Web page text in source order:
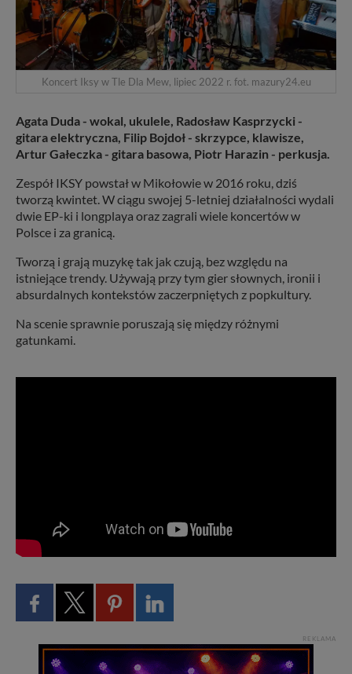
Koncert Iksy w Tle Dla Mew, lipiec 2022 r. fot. mazury24.eu
Agata Duda - wokal, ukulele, Radosław Kasprzycki -
gitara elektryczna, Filip Bojdoł - skrzypce, klawisze,
Artur Gałeczka - gitara basowa, Piotr Harazin - perkusja.
Zespół IKSY powstał w Mikołowie w 2016 roku, dziś
tworzą kwintet. W ciągu swojej 5-letniej działalności wydali
dwie EP-ki i longplaya oraz zagrali wiele koncertów w
Polsce i za granicą.
Tworzą i grają muzykę tak jak czują, bez względu na
istniejące trendy. Używają przy tym gier słownych, ironii i
absurdalnych kontekstów zaczerpniętych z popkultury.
Na scenie sprawnie poruszają się między różnymi
gatunkami.
REKLAMA